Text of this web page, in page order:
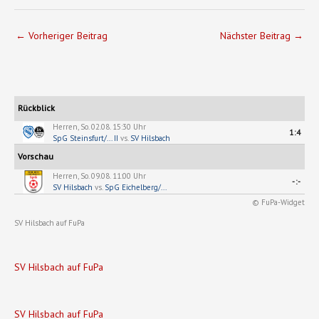
← Vorheriger Beitrag Nächster Beitrag →
Rückblick
Herren, So. 02.08. 15:30 Uhr
SpG Steinsfurt/... II vs. SV Hilsbach
1:4
Vorschau
Herren, So. 09.08. 11:00 Uhr
SV Hilsbach vs. SpG Eichelberg/...
-:-
© FuPa-Widget
SV Hilsbach auf FuPa
SV Hilsbach auf FuPa
SV Hilsbach auf FuPa